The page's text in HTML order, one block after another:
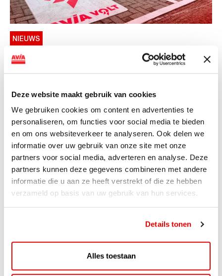
Deze website maakt gebruik van cookies
We gebruiken cookies om content en advertenties te
personaliseren, om functies voor social media te bieden
en om ons websiteverkeer te analyseren. Ook delen we
informatie over uw gebruik van onze site met onze
partners voor social media, adverteren en analyse. Deze
partners kunnen deze gegevens combineren met andere
informatie die u aan ze heeft verstrekt of die ze hebben
verzameld op basis van uw gebruik van hun services.
Details tonen
Alles toestaan
NIEUWS
AVIA VOLT en Fletcher Hotels starten
landelijke uitrol van DC-
AVIA VOLT en Fletcher Hotels starten landelijke uitrol
van DC-snellaadinfrastructuur AVIA VOLT en...
Lees verder